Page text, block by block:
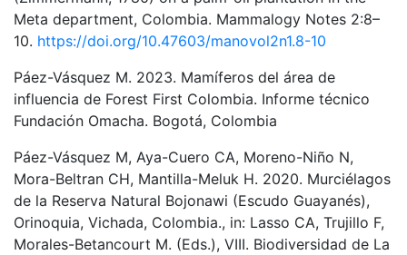
Meta department, Colombia. Mammalogy Notes 2:8–
10. https://doi.org/10.47603/manovol2n1.8-10
Páez-Vásquez M. 2023. Mamíferos del área de
influencia de Forest First Colombia. Informe técnico
Fundación Omacha. Bogotá, Colombia
Páez-Vásquez M, Aya-Cuero CA, Moreno-Niño N,
Mora-Beltran CH, Mantilla-Meluk H. 2020. Murciélagos
de la Reserva Natural Bojonawi (Escudo Guayanés),
Orinoquia, Vichada, Colombia., in: Lasso CA, Trujillo F,
Morales-Betancourt M. (Eds.), VIII. Biodiversidad de La